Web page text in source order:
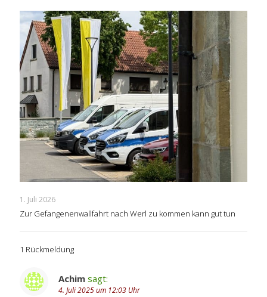
1. Juli 2026
Zur Gefangenenwallfahrt nach Werl zu kommen kann gut tun
1 Rückmeldung
Achim sagt:
4. Juli 2025 um 12:03 Uhr